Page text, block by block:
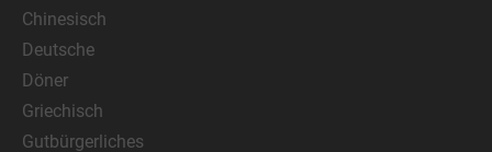
Chinesisch
Deutsche
Döner
Griechisch
Gutbürgerliches